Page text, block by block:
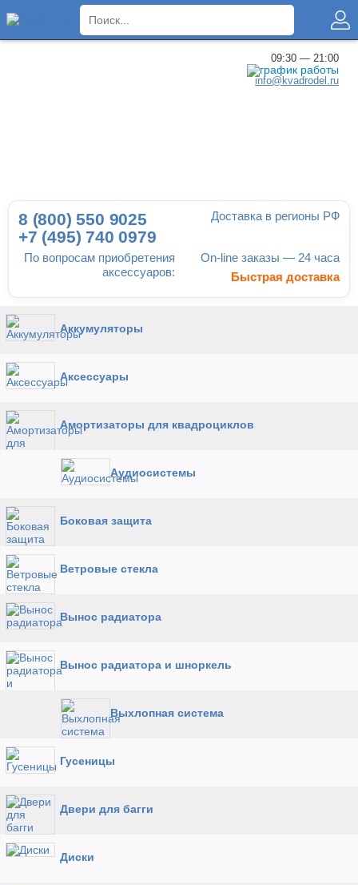
09:30 — 21:00
info@kvadrodel.ru
По вопросам приобретения
аксессуаров:
8 (800) 550 9025
+7 (495) 740 0979
Доставка в регионы РФ
On-line заказы — 24 часа
Быстрая доставка
Аккумуляторы
Аксессуары
Амортизаторы для квадроциклов
Аудиосистемы
Боковая защита
Ветровые стекла
Вынос радиатора
Вынос радиатора и шноркель
Выхлопная система
Гусеницы
Двери для багги
Диски
×